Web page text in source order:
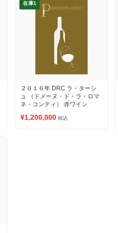
在庫1
２０１６年 DRC ラ・ターシ
ュ （ドメーヌ・ド・ラ・ロマ
ネ・コンティ） 赤ワイン
¥1,200,000 税込